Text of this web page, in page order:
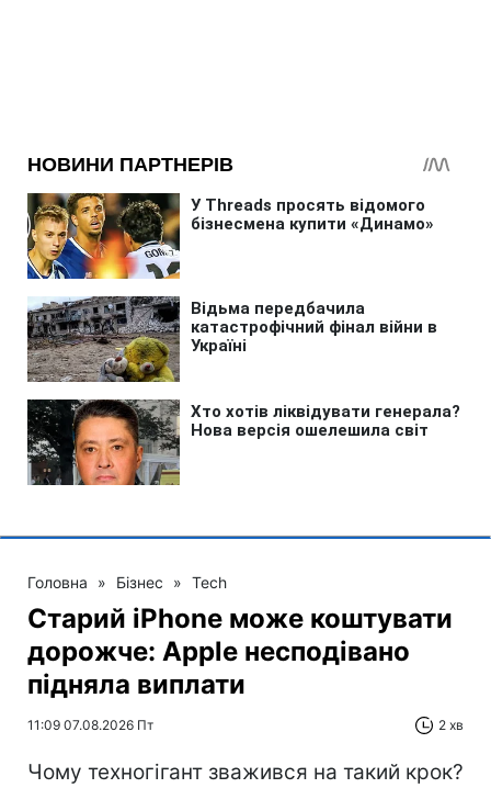
Головна » Бізнес » Tech
Старий iPhone може коштувати
дорожче: Apple несподівано
підняла виплати
11:09 07.08.2026 Пт 2 хв
Чому техногігант зважився на такий крок?